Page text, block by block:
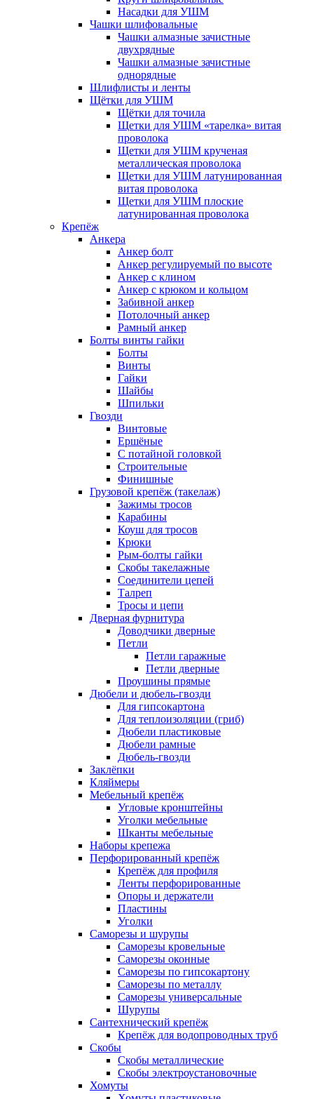
Насадки для УШМ
Чашки шлифовальные
Чашки алмазные зачистные
двухрядные
Чашки алмазные зачистные
однорядные
Шлифлисты и ленты
Щётки для УШМ
Щётки для точила
Щетки для УШМ «тарелка» витая
проволока
Щетки для УШМ крученая
металлическая проволока
Щетки для УШМ латунированная
витая проволока
Щетки для УШМ плоские
латунированная проволока
Крепёж
Анкера
Анкер болт
Анкер регулируемый по высоте
Анкер с клином
Анкер с крюком и кольцом
Забивной анкер
Потолочный анкер
Рамный анкер
Болты винты гайки
Болты
Винты
Гайки
Шайбы
Шпильки
Гвозди
Винтовые
Ершёные
С потайной головкой
Строительные
Финишные
Грузовой крепёж (такелаж)
Зажимы тросов
Карабины
Коуш для тросов
Крюки
Рым-болты гайки
Скобы такелажные
Соединители цепей
Талреп
Тросы и цепи
Дверная фурнитура
Доводчики дверные
Петли
Петли гаражные
Петли дверные
Проушины прямые
Дюбели и дюбель-гвозди
Для гипсокартона
Для теплоизоляции (гриб)
Дюбели пластиковые
Дюбели рамные
Дюбель-гвозди
Заклёпки
Кляймеры
Мебельный крепёж
Угловые кронштейны
Уголки мебельные
Шканты мебельные
Наборы крепежа
Перфорированный крепёж
Крепёж для профиля
Ленты перфорированные
Опоры и держатели
Пластины
Уголки
Саморезы и шурупы
Саморезы кровельные
Саморезы оконные
Саморезы по гипсокартону
Саморезы по металлу
Саморезы универсальные
Шурупы
Сантехнический крепёж
Крепёж для водопроводных труб
Скобы
Скобы металлические
Скобы электроустановочные
Хомуты